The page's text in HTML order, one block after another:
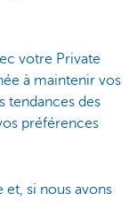
votre Private
à maintenir vos
tendances des
préférences
et, si nous avons